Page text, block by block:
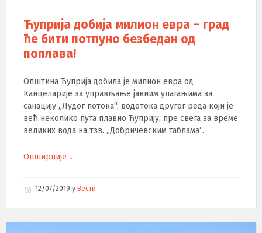
Ћуприја добиjа милион евра – град
ће бити потпуно безбедан од
поплава!
Општина Ћуприја добила је милион евра од
Канцеларије за управљање јавним улагањима за
санацију „Лудог потока“, водотока другог реда који је
већ неколико пута плавио Ћуприју, пре свега за време
великих вода на тзв. „Добричевским таблама“.
Опширније ..
12/07/2019 у Вести